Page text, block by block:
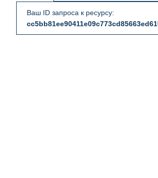
Ваш ID запроса к ресурсу:
cc5bb81ee90411e09c773cd85663ed61